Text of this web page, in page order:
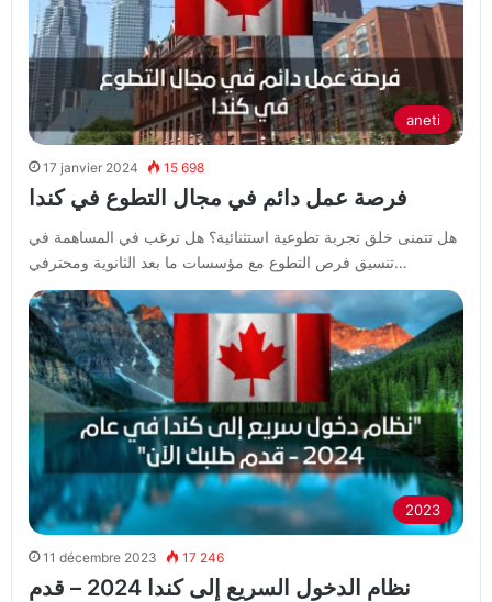
aneti
17 janvier 2024 15 698
فرصة عمل دائم في مجال التطوع في كندا
هل تتمنى خلق تجربة تطوعية استثنائية؟ هل ترغب في المساهمة في
تنسيق فرص التطوع مع مؤسسات ما بعد الثانوية ومحترفي…
2023
11 décembre 2023 17 246
نظام الدخول السريع إلى كندا 2024 – قدم